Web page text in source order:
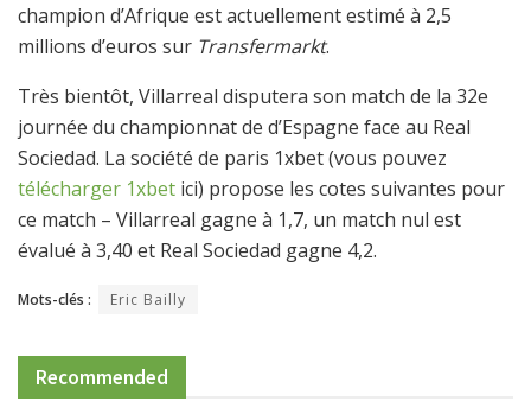
champion d’Afrique est actuellement estimé à 2,5
millions d’euros sur Transfermarkt.
Très bientôt, Villarreal disputera son match de la 32e
journée du championnat de d’Espagne face au Real
Sociedad. La société de paris 1xbet (vous pouvez
télécharger 1xbet ici) propose les cotes suivantes pour
ce match – Villarreal gagne à 1,7, un match nul est
évalué à 3,40 et Real Sociedad gagne 4,2.
Mots-clés : Eric Bailly
Recommended